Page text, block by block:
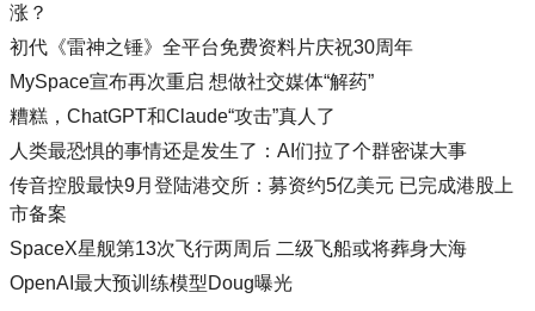
涨？
初代《雷神之锤》全平台免费资料片庆祝30周年
MySpace宣布再次重启 想做社交媒体“解药”
糟糕，ChatGPT和Claude“攻击”真人了
人类最恐惧的事情还是发生了：AI们拉了个群密谋大事
传音控股最快9月登陆港交所：募资约5亿美元 已完成港股上
市备案
SpaceX星舰第13次飞行两周后 二级飞船或将葬身大海
OpenAI最大预训练模型Doug曝光